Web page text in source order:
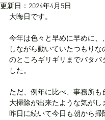
更新日： 2024年4月5日
大晦日です。
今年は色々と早めに早めに、
しながら動いていたつもりな
のところギリギリまでバタバ
した。
ただ、例年に比べ、事務所も
大掃除が出来たような気がし
昨日に続いて今日も朝から掃